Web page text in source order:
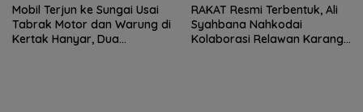
Mobil Terjun ke Sungai Usai
Tabrak Motor dan Warung di
Kertak Hanyar, Dua
RAKAT Resmi Terbentuk, Ali
Syahbana Nahkodai
Kolaborasi Relawan Karang